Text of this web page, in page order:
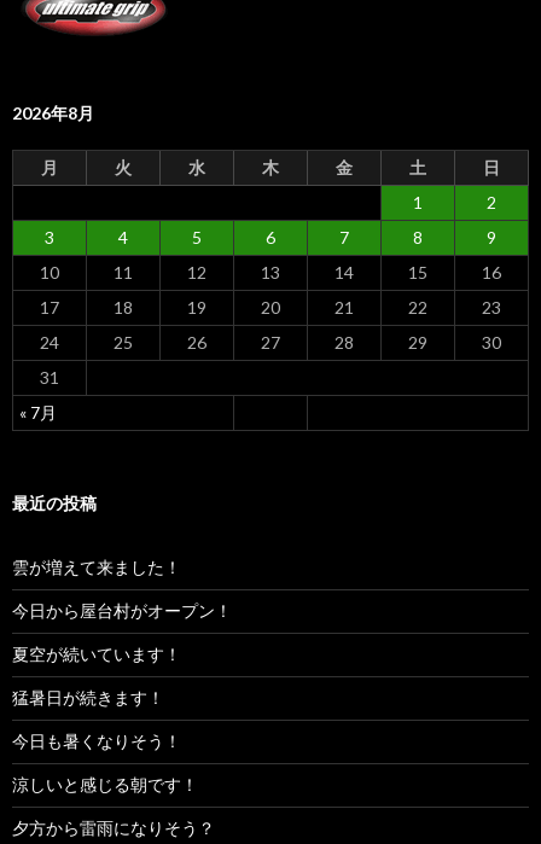
2026年8月
月 火 水 木 金 土 日
« 7月
1
2
3
4 5 6 7 8
9
10
11 12 13 14 15
16
17
18 19 20 21 22
23
24
25 26 27 28 29
30
31
最近の投稿
雲が増えて来ました！
今日から屋台村がオープン！
夏空が続いています！
猛暑日が続きます！
今日も暑くなりそう！
涼しいと感じる朝です！
夕方から雷雨になりそう？